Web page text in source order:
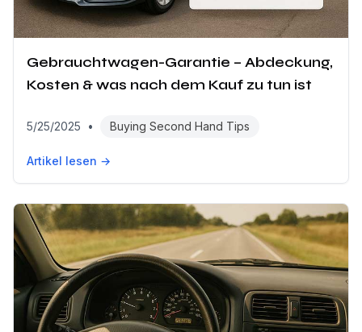
Gebrauchtwagen-Garantie – Abdeckung,
Kosten & was nach dem Kauf zu tun ist
5/25/2025 • Buying Second Hand Tips
Artikel lesen →